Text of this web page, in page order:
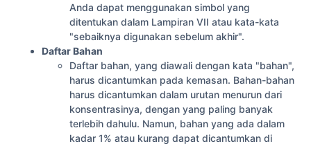
Anda dapat menggunakan simbol yang
ditentukan dalam Lampiran VII atau kata-kata
"sebaiknya digunakan sebelum akhir".
Daftar Bahan
Daftar bahan, yang diawali dengan kata "bahan",
harus dicantumkan pada kemasan. Bahan-bahan
harus dicantumkan dalam urutan menurun dari
konsentrasinya, dengan yang paling banyak
terlebih dahulu. Namun, bahan yang ada dalam
kadar 1% atau kurang dapat dicantumkan di